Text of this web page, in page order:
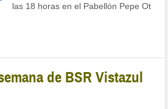
las 18 horas en el Pabellón Pepe Ot
de BSR Vistazul